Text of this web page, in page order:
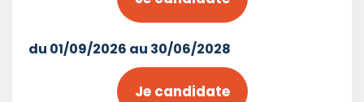
du 01/09/2026 au 30/06/2028
Je candidate